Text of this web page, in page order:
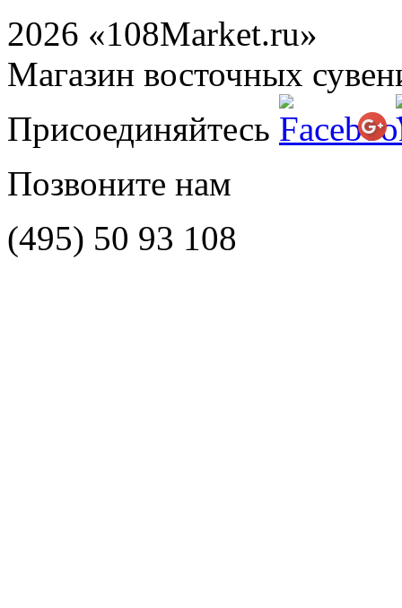
2026 «108Market.ru»
Магазин восточных
Присоединяйтесь
Позвоните нам
(495) 50 93 108